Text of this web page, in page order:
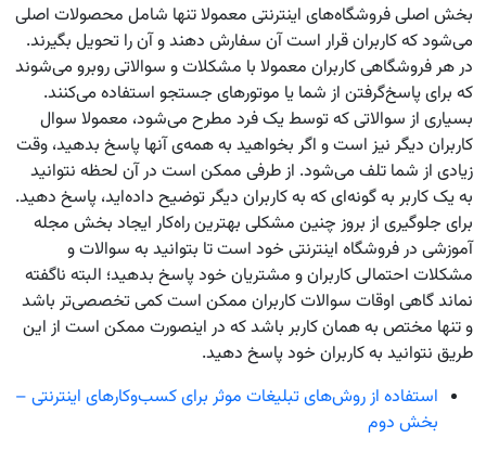
بخش اصلی فروشگاه‌های اینترنتی معمولا تنها شامل محصولات اصلی
می‌شود که کاربران قرار است آن سفارش دهند و آن را تحویل بگیرند.
در هر فروشگاهی کاربران معمولا با مشکلات و سوالاتی روبرو می‌شوند
که برای پاسخ‌گرفتن از شما یا موتورهای جستجو استفاده می‌کنند.
بسیاری از سوالاتی که توسط یک فرد مطرح می‌شود، معمولا سوال
کاربران دیگر نیز است و اگر بخواهید به همه‌ی آنها پاسخ بدهید، وقت
زیادی از شما تلف می‌شود. از طرفی ممکن است در آن لحظه نتوانید
به یک کاربر به گونه‌ای که به کاربران دیگر توضیح داده‌اید، پاسخ دهید.
برای جلوگیری از بروز چنین مشکلی بهترین راه‌کار ایجاد بخش مجله
آموزشی در فروشگاه‌ اینترنتی خود است تا بتوانید به سوالات و
مشکلات احتمالی کاربران و مشتریان خود پاسخ بدهید؛ البته ناگفته
نماند گاهی اوقات سوالات کاربران ممکن است کمی تخصصی‌تر باشد
و تنها مختص به همان کاربر باشد که در اینصورت ممکن است از این
طریق نتوانید به کاربران خود پاسخ دهید.
استفاده از روش‌های تبلیغات موثر برای کسب‌وکارهای اینترنتی –
بخش دوم